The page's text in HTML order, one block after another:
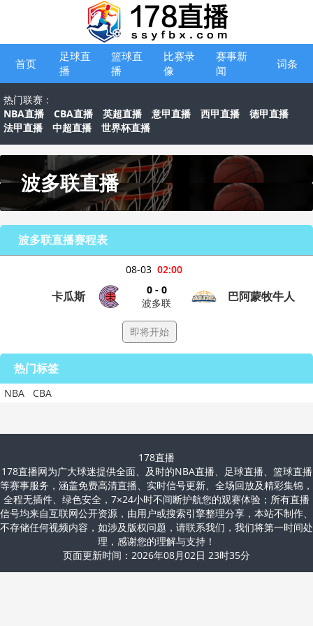
首页
足球直
播
篮球直
播
比赛录
像
赛事新
闻
词条
热门联赛：
NBA直播
CBA直播 英超直播 意甲直播 西甲直播
德甲直播
法甲直播
中超直播 世界杯直播
波多联直播
波多联直播赛程表
02:00
08-03
卡瓜斯
0 - 0
波多联
巴阿蒙牧牛人
即将开始
热门标签
NBA CBA
178直播
178直播网为广大球迷提供全面、及时的NBA直播、足球直播、篮球直播
等赛事服务，涵盖免费高清直播、实时信号更新、全场回放及精彩集锦，
全程无插件、绿色安全，7×24小时不间断护航您的观赛体验；所有直播
信号均来自互联网公开资源，由用户或搜索引擎整理分享，本站不制作、
不存储任何视频内容，如涉及版权问题，请联系我们，我们将第一时间处
理，感谢您的理解与支持！
页面更新时间：2026年08月02日 23时35分